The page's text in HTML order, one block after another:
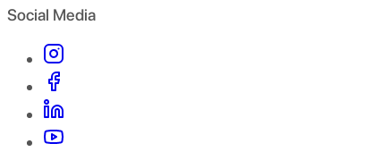
Social Media